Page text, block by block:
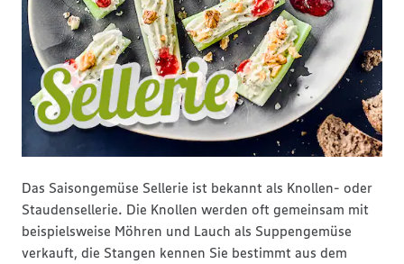
Das Saisongemüse Sellerie ist bekannt als Knollen- oder
Staudensellerie. Die Knollen werden oft gemeinsam mit
beispielsweise Möhren und Lauch als Suppengemüse
verkauft, die Stangen kennen Sie bestimmt aus dem